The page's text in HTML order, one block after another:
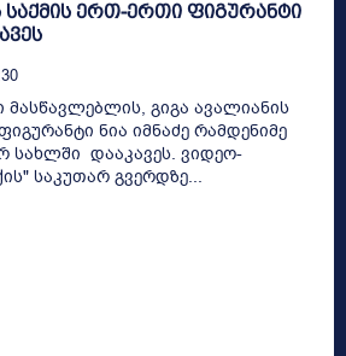
საქმის ერთ-ერთი ფიგურანტი
გიგა ავალიანის
ნია იმნაძე რამდენიმე
სახლში დააკავეს. ვიდეო-
საკუთარ გვერდზე...